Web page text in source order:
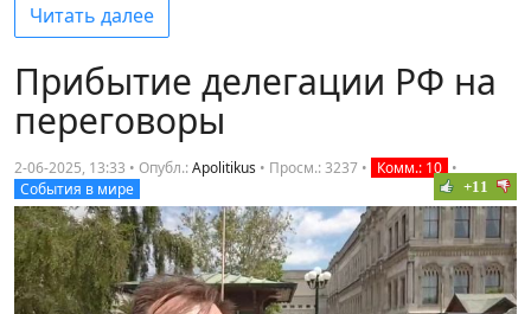
Читать далее
Прибытие делегации РФ на
переговоры
2-06-2025, 13:33 • Опубл.:Apolitikus • Просм.: 3237 • Комм.: 10 •
События в мире
+11